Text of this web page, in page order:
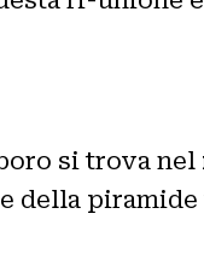
si trova nel
della